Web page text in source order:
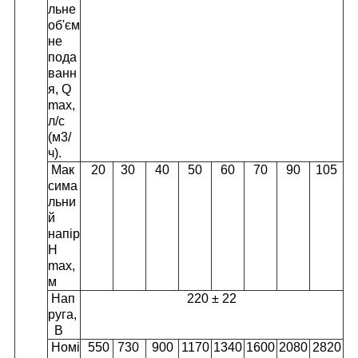
льне
об'єм
не
пода
ванн
я, Q
max,
л/с
(м3/
ч).
Мак
сима
льни
й
напір
H
mах,
м
20 30 40 50 60 70 90 105
Нап
руга,
В
220 ± 22
Номі
550 730 900 1170 1340 1600 2080 2820